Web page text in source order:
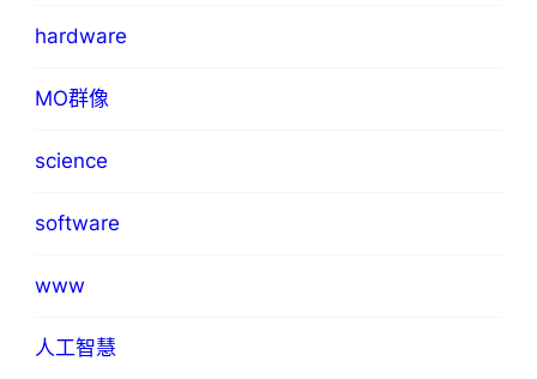
hardware
MO群像
science
software
www
人工智慧